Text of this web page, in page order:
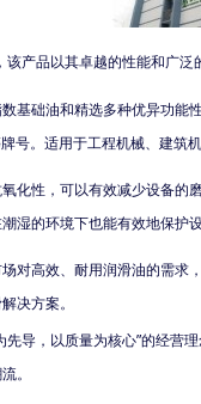
该产品以其卓越的性能和广
基础油和精选多种优异功
号。适用于工程机械、建
化性，可以有效减少设备
湿的环境下也能有效地保护设
对高效、耐用润滑油的需
决方案。
先导，以质量为核心”的经营
。